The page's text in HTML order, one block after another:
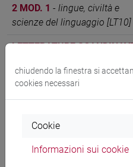
2 MOD. 1 - lingue, civiltà e
scienze del linguaggio [LT10]
LETTERATURE
scienze del linguaggio [LT10]
Cerca nel sito
Ricerca persone
chiudendo la finestra si
cookies necessari
Cookie
Informazioni sui cookie